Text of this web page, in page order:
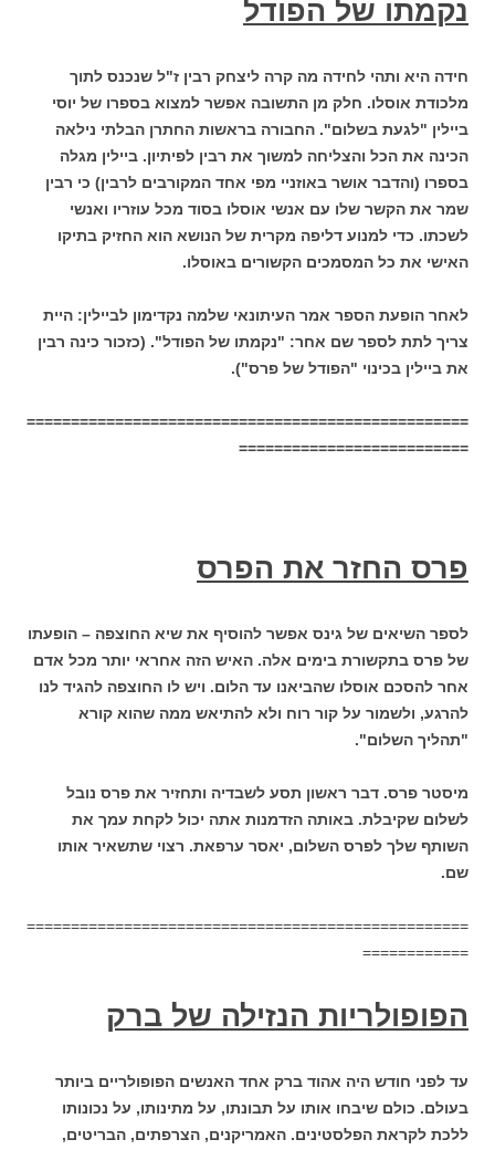
נקמתו של הפודל
חידה היא ותהי לחידה מה קרה ליצחק רבין ז"ל שנכנס לתוך
מלכודת אוסלו. חלק מן התשובה אפשר למצוא בספרו של יוסי
ביילין "לגעת בשלום". החבורה בראשות החתרן הבלתי נילאה
הכינה את הכל והצליחה למשוך את רבין לפיתיון. ביילין מגלה
בספרו (והדבר אושר באוזניי מפי אחד המקורבים לרבין) כי רבין
שמר את הקשר שלו עם אנשי אוסלו בסוד מכל עוזריו ואנשי
לשכתו. כדי למנוע דליפה מקרית של הנושא הוא החזיק בתיקו
האישי את כל המסמכים הקשורים באוסלו.
לאחר הופעת הספר אמר העיתונאי שלמה נקדימון לביילין: היית
צריך לתת לספר שם אחר: "נקמתו של הפודל". (כזכור כינה רבין
את ביילין בכינוי "הפודל של פרס").
==================================================
==========================
פרס החזר את הפרס
לספר השיאים של גינס אפשר להוסיף את שיא החוצפה – הופעתו
של פרס בתקשורת בימים אלה. האיש הזה אחראי יותר מכל אדם
אחר להסכם אוסלו שהביאנו עד הלום. ויש לו החוצפה להגיד לנו
להרגע, ולשמור על קור רוח ולא להתיאש ממה שהוא קורא
"תהליך השלום".
מיסטר פרס. דבר ראשון תסע לשבדיה ותחזיר את פרס נובל
לשלום שקיבלת. באותה הזדמנות אתה יכול לקחת עמך את
השותף שלך לפרס השלום, יאסר ערפאת. רצוי שתשאיר אותו
שם.
==================================================
============
הפופולריות הנזילה של ברק
עד לפני חודש היה אהוד ברק אחד האנשים הפופולריים ביותר
בעולם. כולם שיבחו אותו על תבונתו, על מתינותו, על נכונותו
ללכת לקראת הפלסטינים. האמריקנים, הצרפתים, הבריטים,